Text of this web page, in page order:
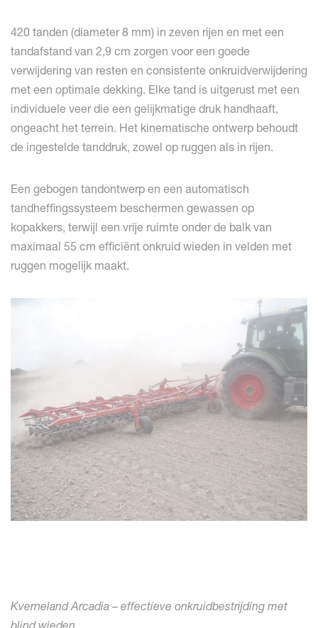
420 tanden (diameter 8 mm) in zeven rijen en met een
tandafstand van 2,9 cm zorgen voor een goede
verwijdering van resten en consistente onkruidverwijdering
met een optimale dekking. Elke tand is uitgerust met een
individuele veer die een gelijkmatige druk handhaaft,
ongeacht het terrein. Het kinematische ontwerp behoudt
de ingestelde tanddruk, zowel op ruggen als in rijen.
Een gebogen tandontwerp en een automatisch
tandheffingssysteem beschermen gewassen op
kopakkers, terwijl een vrije ruimte onder de balk van
maximaal 55 cm efficiënt onkruid wieden in velden met
ruggen mogelijk maakt.
Kverneland Arcadia – effectieve onkruidbestrijding met
blind wieden